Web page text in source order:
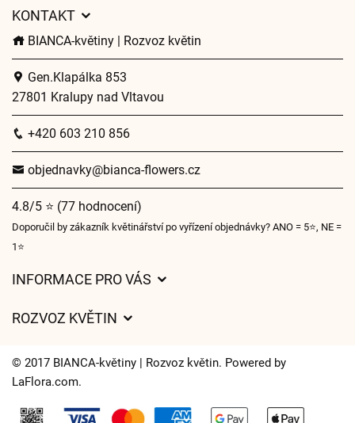
KONTAKT
BIANCA-květiny | Rozvoz květin
Gen.Klapálka 853
27801 Kralupy nad Vltavou
+420 603 210 856
objednavky@bianca-flowers.cz
4.8/5 ⭐ (77 hodnocení)
Doporučil by zákazník květinářství po vyřízení objednávky? ANO = 5⭐, NE =
1⭐
INFORMACE PRO VÁS
Pro firmy
Ochrana osobních údajů
Často kladené dotazy
ROZVOZ KVĚTIN
Kam doručujeme květiny
© 2017 BIANCA-květiny | Rozvoz květin. Powered by
LaFlora.com.